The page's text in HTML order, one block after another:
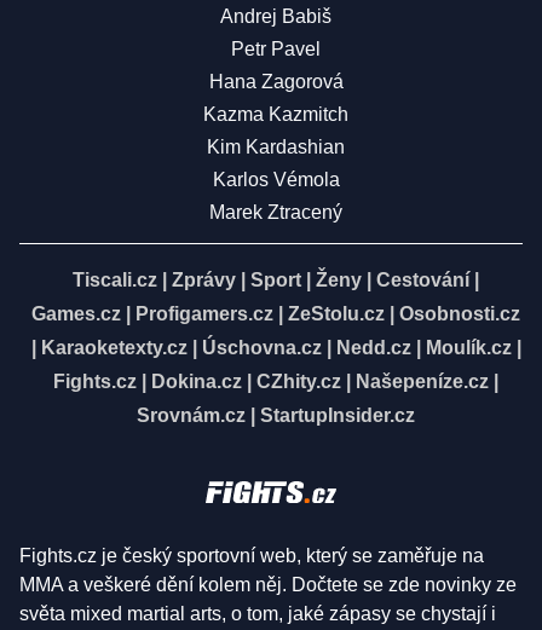
Andrej Babiš
Petr Pavel
Hana Zagorová
Kazma Kazmitch
Kim Kardashian
Karlos Vémola
Marek Ztracený
Tiscali.cz Zprávy Sport Ženy Cestování
Games.cz
Profigamers.cz ZeStolu.cz
Osobnosti.cz
Karaoketexty.cz| Úschovna.cz| Nedd.cz| Moulík.cz|
Fights.cz
Dokina.cz CZhity.cz Našepeníze.cz
Srovnám.cz
StartupInsider.cz
Fights.cz je český sportovní web, který se zaměřuje na
MMA a veškeré dění kolem něj. Dočtete se zde novinky ze
světa mixed martial arts, o tom, jaké zápasy se chystají i